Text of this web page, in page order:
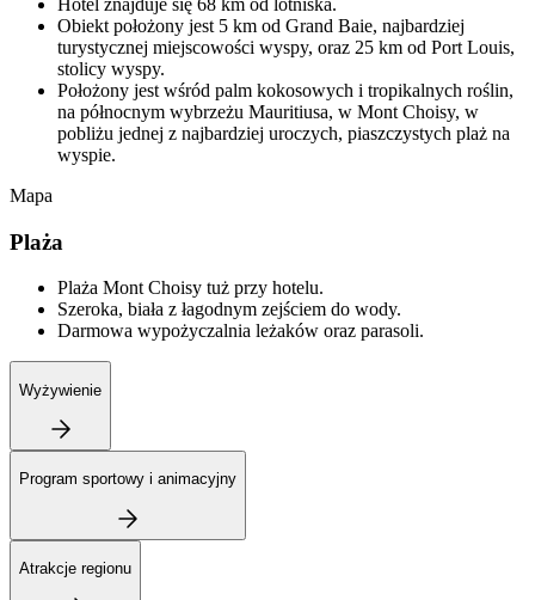
Obiekt położony jest 5 km od Grand Baie, najbardziej
turystycznej miejscowości wyspy, oraz 25 km od Port Louis,
stolicy wyspy.
Położony jest wśród palm kokosowych i tropikalnych roślin,
na północnym wybrzeżu Mauritiusa, w Mont Choisy, w
pobliżu jednej z najbardziej uroczych, piaszczystych plaż na
wyspie.
Mapa
Plaża
Plaża Mont Choisy tuż przy hotelu.
Szeroka, biała z łagodnym zejściem do wody.
Darmowa wypożyczalnia leżaków oraz parasoli.
Wyżywienie
Program sportowy i animacyjny
Atrakcje regionu